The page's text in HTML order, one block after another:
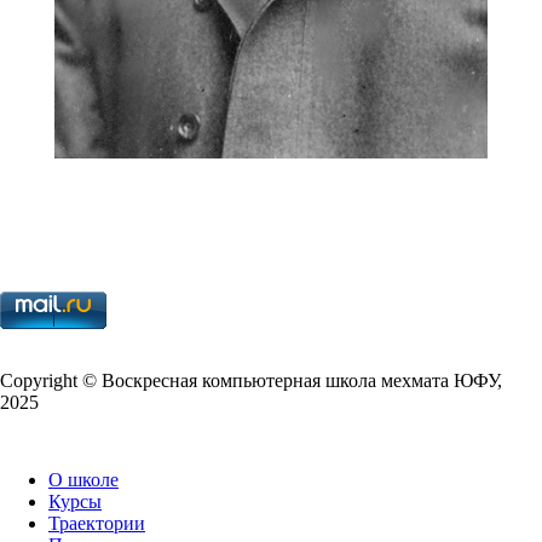
Copy­right © Воскресная компьютерная школа мехмата ЮФУ,
2025
О школе
Курсы
Траектории